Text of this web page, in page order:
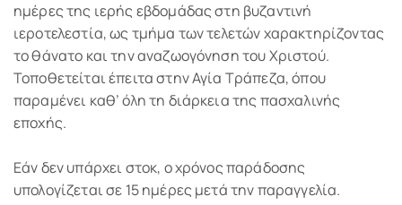
ημέρες της ιερής εβδομάδας στη βυζαντινή
ιεροτελεστία, ως τμήμα των τελετών χαρακτηρίζοντας
το θάνατο και την αναζωογόνηση του Χριστού.
Τοποθετείται έπειτα στην Αγία Τράπεζα, όπου
παραμένει καθ’ όλη τη διάρκεια της πασχαλινής
εποχής.
Εάν δεν υπάρχει στοκ, ο χρόνος παράδοσης
υπολογίζεται σε 15 ημέρες μετά την παραγγελία.